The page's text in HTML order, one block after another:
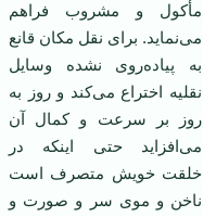
مأکول و مشروب فراهم
می‌نماید. برای نقل مکان قانع
به پیاده‌روی نشده وسایل
نقلیه اختراع می‌کند و روز به
روز بر سرعت و کمال آن
می‌افزاید حتی اینکه در
خلقت خویش متصرف است
ناخن و موی سر و صورت و